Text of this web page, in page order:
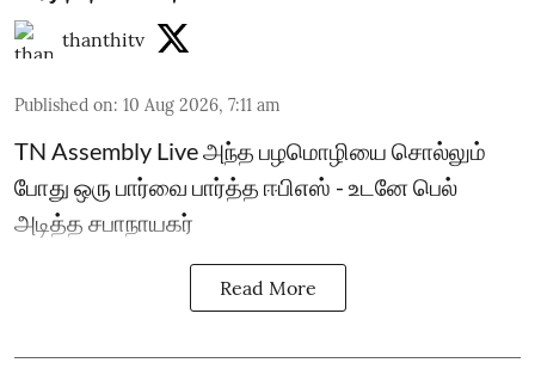
thanthitv
Published on: 10 Aug 2026, 7:11 am
TN Assembly Live அந்த பழமொழியை சொல்லும்
போது ஒரு பார்வை பார்த்த ஈபிஎஸ் - உடனே பெல்
அடித்த சபாநாயகர்
Read More